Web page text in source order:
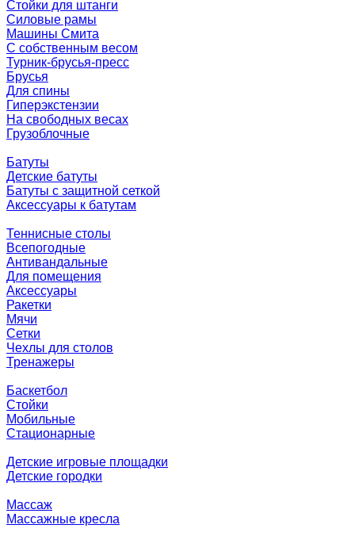
Стойки для штанги
Силовые рамы
Машины Смита
C собственным весом
Турник-брусья-пресс
Брусья
Для спины
Гиперэкстензии
На свободных весах
Грузоблочные
Батуты
Детские батуты
Батуты с защитной сеткой
Аксессуары к батутам
Теннисные столы
Всепогодные
Антивандальные
Для помещения
Аксессуары
Ракетки
Мячи
Сетки
Чехлы для столов
Тренажеры
Баскетбол
Стойки
Мобильные
Стационарные
Детские игровые площадки
Детские городки
Массаж
Массажные кресла